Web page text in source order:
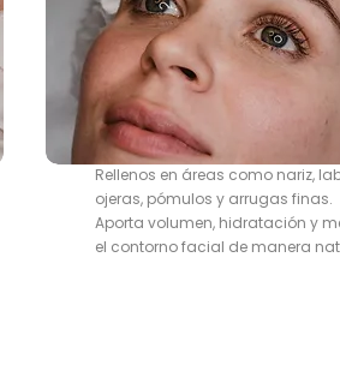
Rellenos en áreas como nariz,
ojeras, pómulos y arrugas finas.
Aporta volumen, hidratación y
el contorno facial de manera